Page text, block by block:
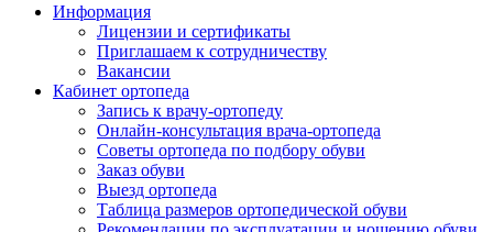
Информация
Лицензии и сертификаты
Приглашаем к сотрудничеству
Вакансии
Кабинет ортопеда
Запись к врачу-ортопеду
Онлайн-консультация врача-ортопеда
Советы ортопеда по подбору обуви
Заказ обуви
Выезд ортопеда
Таблица размеров ортопедической обуви